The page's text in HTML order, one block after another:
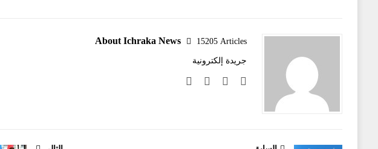
About Ichraka News 15205 Articles
جريدة إلكترونية